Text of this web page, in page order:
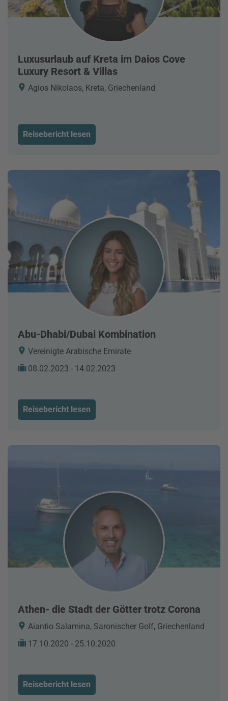
Luxusurlaub auf Kreta im Daios Cove
Luxury Resort & Villas
Agios Nikolaos, Kreta, Griechenland
Reisebericht lesen
Abu-Dhabi/Dubai Kombination
Vereinigte Arabische Emirate
08.02.2023 - 14.02.2023
Reisebericht lesen
Athen- die Stadt der Götter trotz Corona
Aiantio Salamina, Saronischer Golf, Griechenland
17.10.2020 - 25.10.2020
Reisebericht lesen